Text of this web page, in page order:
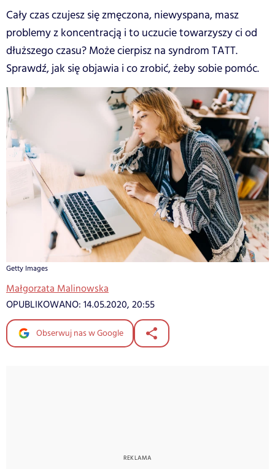
Cały czas czujesz się zmęczona, niewyspana, masz
problemy z koncentracją i to uczucie towarzyszy ci od
dłuższego czasu? Może cierpisz na syndrom TATT.
Sprawdź, jak się objawia i co zrobić, żeby sobie pomóc.
Getty Images
Małgorzata Malinowska
OPUBLIKOWANO: 14.05.2020, 20:55
Obserwuj nas w Google